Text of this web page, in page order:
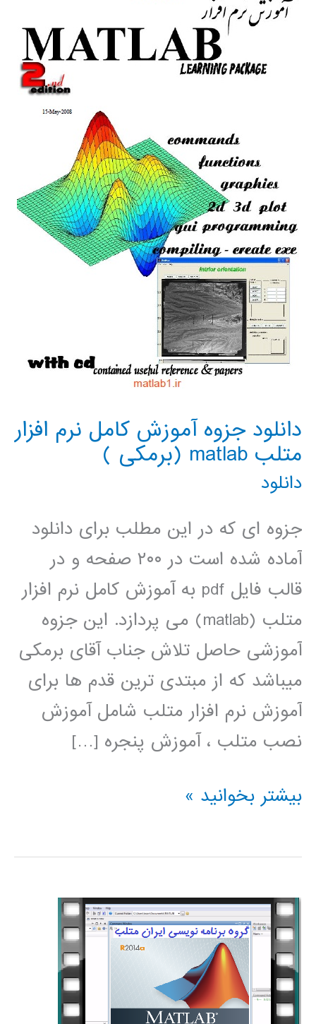
دانلود جزوه آموزش کامل نرم افزار
متلب matlab (برمکی )
دانلود
جزوه ای که در این مطلب برای دانلود
آماده شده است در ۲۰۰ صفحه و در
قالب فایل pdf به آموزش کامل نرم افزار
متلب (matlab) می پردازد. این جزوه
آموزشی حاصل تلاش جناب آقای برمکی
میباشد که از مبتدی ترین قدم ها برای
آموزش نرم افزار متلب شامل آموزش
نصب متلب ، آموزش پنجره […]
دانلود
آموزش
نرم
افزار
متلب
matlab
بیشتر بخوانید »